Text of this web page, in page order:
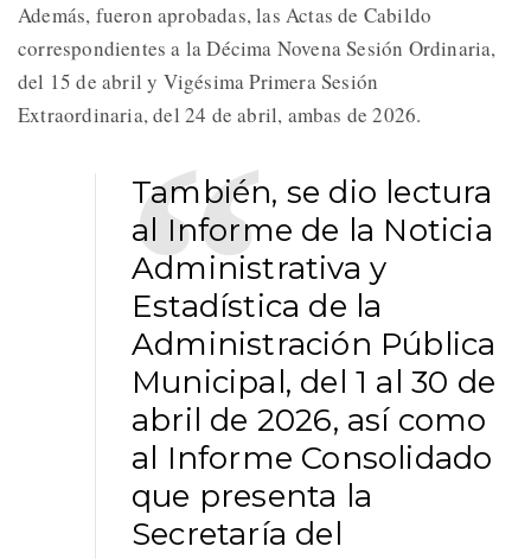
Además, fueron aprobadas, las Actas de Cabildo
correspondientes a la Décima Novena Sesión Ordinaria,
del 15 de abril y Vigésima Primera Sesión
Extraordinaria, del 24 de abril, ambas de 2026.
También, se dio lectura
al Informe de la Noticia
Administrativa y
Estadística de la
Administración Pública
Municipal, del 1 al 30 de
abril de 2026, así como
al Informe Consolidado
que presenta la
Secretaría del